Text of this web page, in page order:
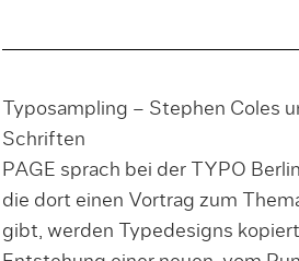
Typosampling – Stephen Coles
Schriften
PAGE sprach bei der TYPO
die dort einen Vortrag zum
gibt, werden Typedesigns